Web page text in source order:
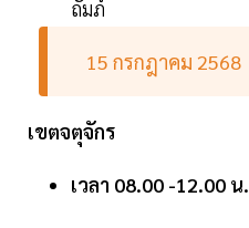
ถัมภ์
15 กรกฎาคม 2568
เขตจตุจักร
เวลา 08.00 -12.00 น.